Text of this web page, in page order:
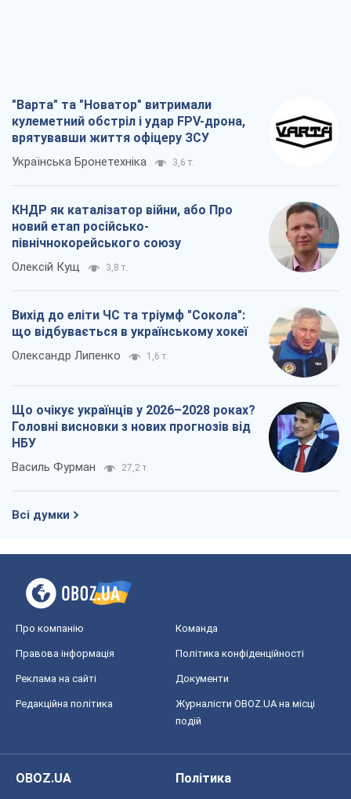
"Варта" та "Новатор" витримали
кулеметний обстріл і удар FPV-дрона,
врятувавши життя офіцеру ЗСУ
Українська Бронетехніка 3,6 т.
КНДР як каталізатор війни, або Про
новий етап російсько-
північнокорейського союзу
Олексій Кущ 3,8 т.
Вихід до еліти ЧС та тріумф "Сокола":
що відбувається в українському хокеї
Олександр Липенко 1,6 т.
Що очікує українців у 2026–2028 роках?
Головні висновки з нових прогнозів від
НБУ
Василь Фурман 27,2 т.
Всі думки
Про компанію Команда
Правова інформація Політика конфіденційності
Реклама на сайті Документи
Редакційна політика
Журналісти OBOZ.UA на місці
подій
OBOZ.UA
Політика